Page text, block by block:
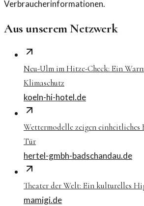
Verbraucherinformationen.
Aus unserem Netzwerk
Neu-Ulm im Hitze-Check: Ein
Klimaschutz
koeln-hi-hotel.de
Wettermodelle zeigen einheitliches
Tür
hertel-gmbh-badschandau.de
Theater der Welt: Ein kulturelles
mamigi.de